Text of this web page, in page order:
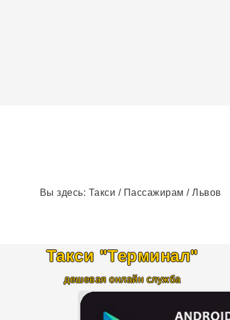
Вы здесь: Такси / Пассажирам /Львов
Такси "Терминал"
дешевая онлайн служба